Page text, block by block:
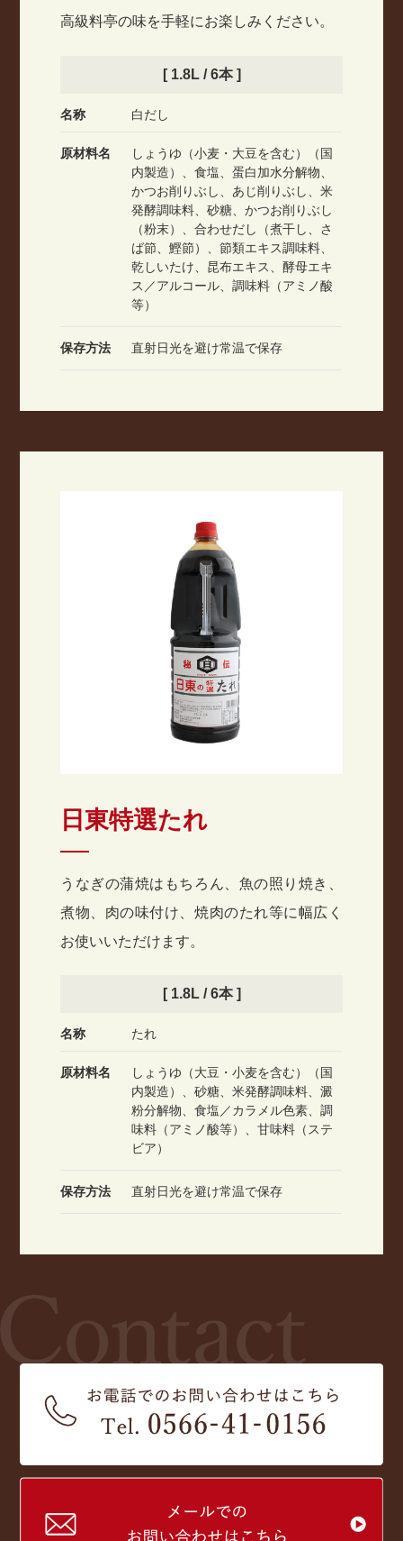
高級料亭の味を手軽にお楽しみください。
[ 1.8L / 6本 ]
名称 白だし
原材料名
しょうゆ（小麦・大豆を含む）（国
内製造）、食塩、蛋白加水分解物、
かつお削りぶし、あじ削りぶし、米
発酵調味料、砂糖、かつお削りぶし
（粉末）、合わせだし（煮干し、さ
ば節、鰹節）、節類エキス調味料、
乾しいたけ、昆布エキス、酵母エキ
ス／アルコール、調味料（アミノ酸
等）
保存方法 直射日光を避け常温で保存
日東特選たれ
うなぎの蒲焼はもちろん、魚の照り焼き、
煮物、肉の味付け、焼肉のたれ等に幅広く
お使いいただけます。
[ 1.8L / 6本 ]
名称 たれ
原材料名
しょうゆ（大豆・小麦を含む）（国
内製造）、砂糖、米発酵調味料、澱
粉分解物、食塩／カラメル色素、調
味料（アミノ酸等）、甘味料（ステ
ビア）
保存方法 直射日光を避け常温で保存